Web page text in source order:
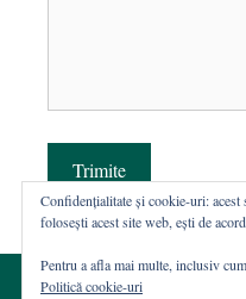
Trimite
Confidențialitate și cookie-uri:
folosești acest site web, ești de
Pentru a afla mai multe, inclusiv
Politică cookie-uri